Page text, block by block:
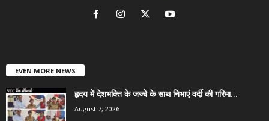
EVEN MORE NEWS
हृदय में देशभक्ति के जज्बे के साथ निभाएं वर्दी की गरिमा...
August 7, 2026